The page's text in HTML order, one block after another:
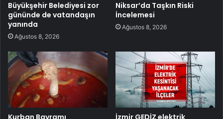
Büyükşehir Belediyesi zor
gününde de vatandaşın
yanında
Ağustos 8, 2026
Niksar’da Taşkın Riski
İncelemesi
Ağustos 8, 2026